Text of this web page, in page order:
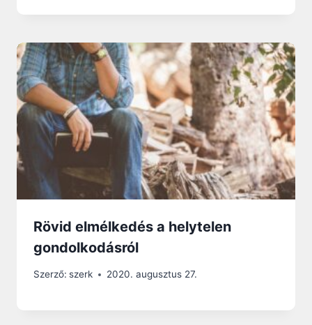
Rövid elmélkedés a helytelen
gondolkodásról
Szerző: szerk 2020. augusztus 27.